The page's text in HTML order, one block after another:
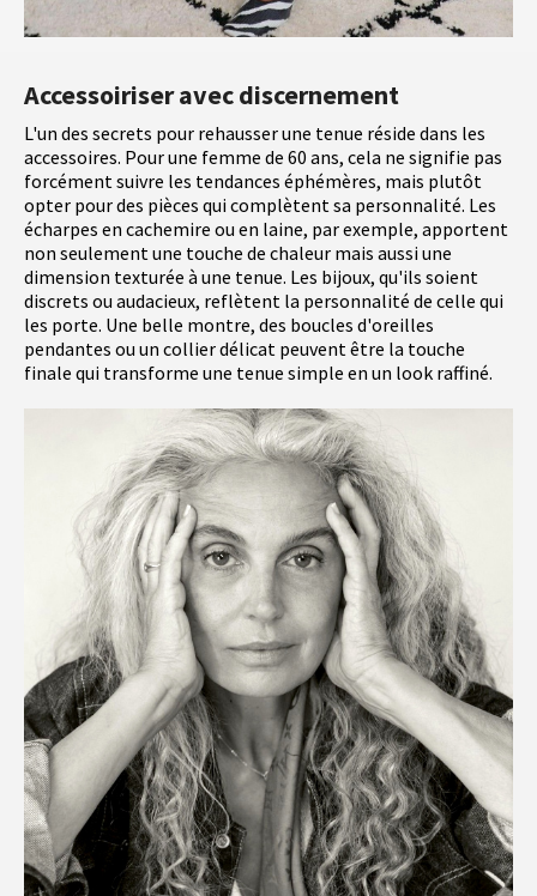
Accessoiriser avec discernement
L'un des secrets pour rehausser une tenue réside dans les
accessoires. Pour une femme de 60 ans, cela ne signifie pas
forcément suivre les tendances éphémères, mais plutôt
opter pour des pièces qui complètent sa personnalité. Les
écharpes en cachemire ou en laine, par exemple, apportent
non seulement une touche de chaleur mais aussi une
dimension texturée à une tenue. Les bijoux, qu'ils soient
discrets ou audacieux, reflètent la personnalité de celle qui
les porte. Une belle montre, des boucles d'oreilles
pendantes ou un collier délicat peuvent être la touche
finale qui transforme une tenue simple en un look raffiné.